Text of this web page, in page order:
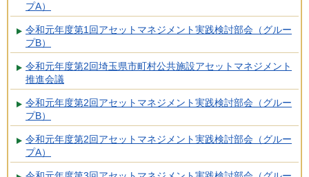
プA）
令和元年度第1回アセットマネジメント実践検討部会（グルー
プB）
令和元年度第2回埼玉県市町村公共施設アセットマネジメント
推進会議
令和元年度第2回アセットマネジメント実践検討部会（グルー
プB）
令和元年度第2回アセットマネジメント実践検討部会（グルー
プA）